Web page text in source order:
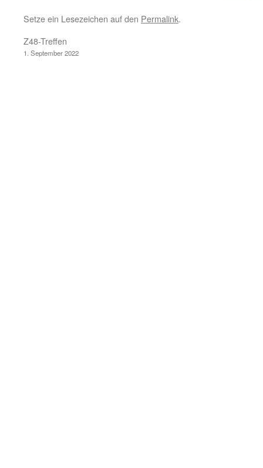
Setze ein Lesezeichen auf den Permalink.
Z48-Treffen
1. September 2022